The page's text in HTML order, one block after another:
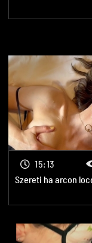
Szereti ha arcon
15:13